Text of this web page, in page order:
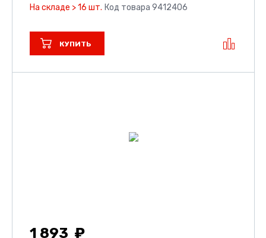
На складе > 16 шт. Код товара 9412406
КУПИТЬ
1 893